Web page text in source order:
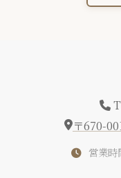
〒670-
営業